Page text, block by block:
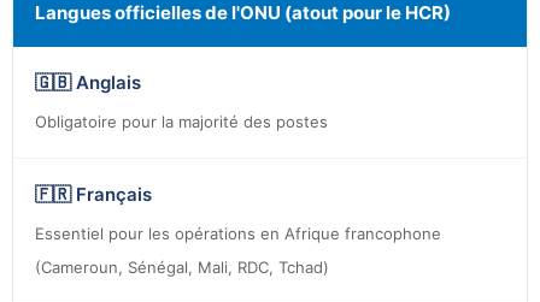
Langues officielles de l'ONU (atout pour le HCR)
🇬🇧 Anglais
Obligatoire pour la majorité des postes
🇫🇷 Français
Essentiel pour les opérations en Afrique francophone
(Cameroun, Sénégal, Mali, RDC, Tchad)